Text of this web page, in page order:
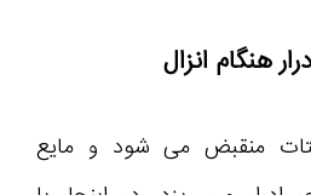
هنگام انزال
منقبض می شود و مایع